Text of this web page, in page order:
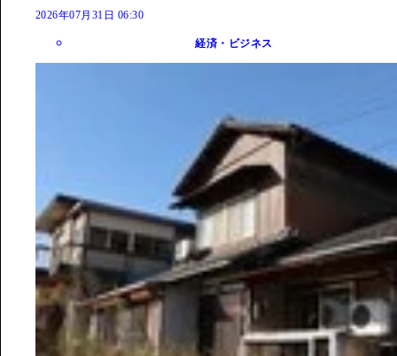
2026年07月31日 06:30
経済・ビジネス